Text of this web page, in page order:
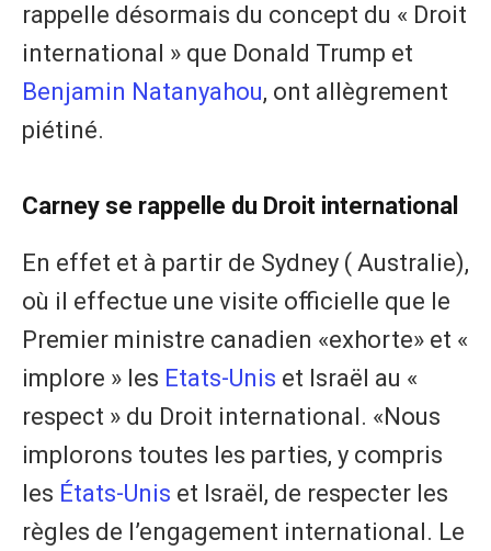
rappelle désormais du concept du « Droit
international » que Donald Trump et
Benjamin Natanyahou, ont allègrement
piétiné.
Carney se rappelle du Droit international
En effet et à partir de Sydney ( Australie),
où il effectue une visite officielle que le
Premier ministre canadien «exhorte» et «
implore » les Etats-Unis et Israël au «
respect » du Droit international. «Nous
implorons toutes les parties, y compris
les États-Unis et Israël, de respecter les
règles de l’engagement international. Le